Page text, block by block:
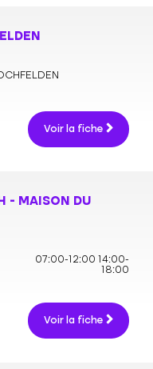
Voir la fiche
- MAISON DU
07:00-12:00
14:00-
18:00
Voir la fiche